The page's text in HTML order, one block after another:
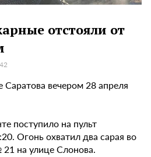
отстояли от
вечером 28 апреля
поступило на пульт
Огонь охватил два сарая во
на улице Слонова.